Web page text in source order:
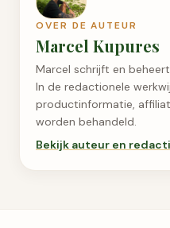
OVER DE AUTEUR
Marcel Kupures
Marcel schrijft en
In de redactionele
productinformatie,
worden behandeld.
Bekijk auteur en